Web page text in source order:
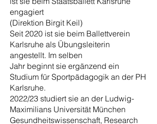
engagiert
(Direktion Birgit Keil)
Seit 2020 ist sie beim Ballettverein
Karlsruhe als Übungsleiterin
angestellt. Im selben
Jahr beginnt sie ergänzend ein
Studium für Sportpädagogik an der PH
Karlsruhe.
2022/23 studiert sie an der Ludwig-
Maximilians Universität München
Gesundheitswissenschaft, Research